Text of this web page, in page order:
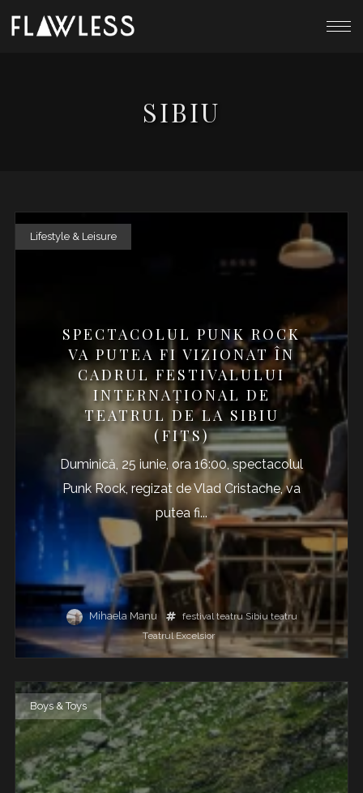
SIBIU
Lifestyle & Leisure
SPECTACOLUL PUNK ROCK
VA PUTEA FI VIZIONAT ÎN
CADRUL FESTIVALULUI
INTERNAȚIONAL DE
TEATRUL DE LA SIBIU
(FITS)
Duminică, 25 iunie, ora 16:00, spectacolul
Punk Rock, regizat de Vlad Cristache, va
putea fi...
Mihaela Manu festival teatru Sibiu teatru
Teatrul Excelsior
Boys & Toys